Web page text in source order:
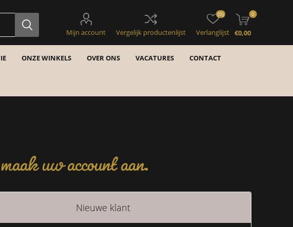
Mijn account Vergelijk productenlijst Verlanglijst
(0) 0
€0,00
ONZE WINKELS OVER ONS VACATURES CONTACT
uw account aan.
Nieuwe klant